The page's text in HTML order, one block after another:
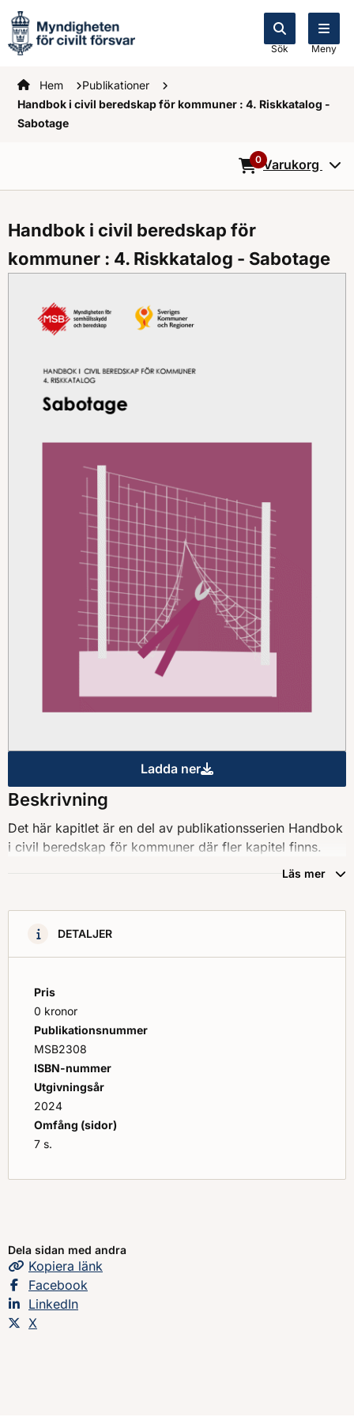
Sök Meny
Startsidan
Hem
Publikationer
Handbok i civil beredskap för kommuner : 4. Riskkatalog -
Sabotage
0Varukorg
Handbok i civil beredskap för
kommuner : 4. Riskkatalog - Sabotage
Ladda ner
Handbok i civil beredskap
Beskrivning
Det här kapitlet är en del av publikationsserien Handbok
i civil beredskap för kommuner där fler kapitel finns.
Läs mer
DETALJER
Pris
0 kronor
Publikationsnummer
MSB2308
ISBN-nummer
Utgivningsår
2024
Omfång (sidor)
7 s.
Dela sidan med andra
Kopiera sidans
länk
Dela sidan på
Facebook
Dela sidan på
LinkedIn
Dela sidan på
X